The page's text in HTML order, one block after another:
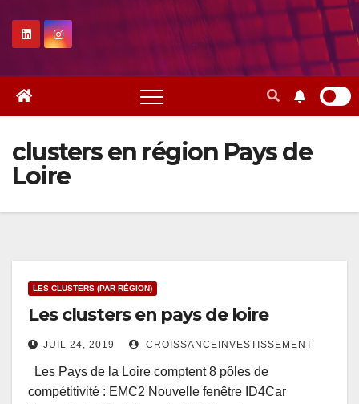
clusters en région Pays de
Loire
LES CLUSTERS (PAR RÉGION)
Les clusters en pays de loire
JUIL 24, 2019 CROISSANCEINVESTISSEMENT
Les Pays de la Loire comptent 8 pôles de
compétitivité : EMC2 Nouvelle fenêtre ID4Car